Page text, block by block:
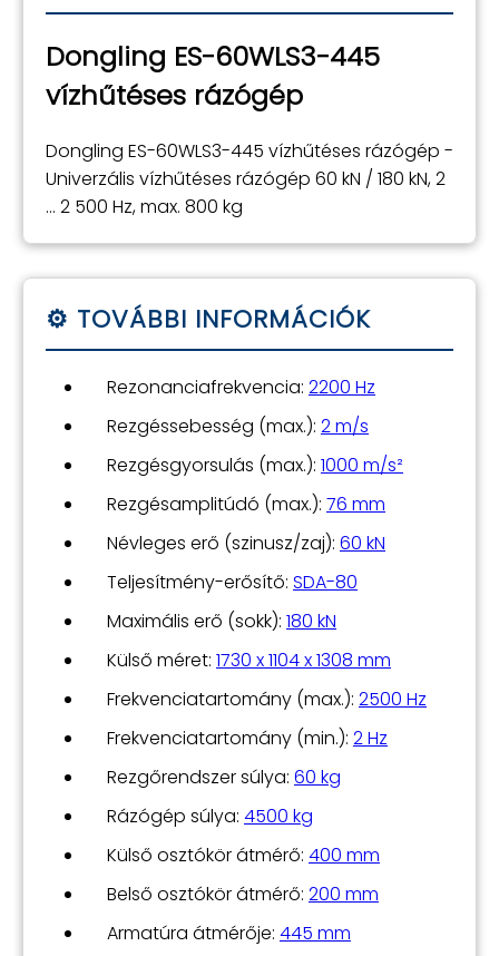
Dongling ES-60WLS3-445
vízhűtéses rázógép
Dongling ES-60WLS3-445 vízhűtéses rázógép -
Univerzális vízhűtéses rázógép 60 kN / 180 kN, 2
... 2 500 Hz, max. 800 kg
Rezonanciafrekvencia: 2200 Hz
Rezgéssebesség (max.): 2 m/s
Rezgésgyorsulás (max.): 1000 m/s²
Rezgésamplitúdó (max.): 76 mm
Névleges erő (szinusz/zaj): 60 kN
Teljesítmény-erősítő: SDA-80
Maximális erő (sokk): 180 kN
Külső méret: 1730 x 1104 x 1308 mm
Frekvenciatartomány (max.): 2500 Hz
Frekvenciatartomány (min.): 2 Hz
Rezgőrendszer súlya: 60 kg
Rázógép súlya: 4500 kg
Külső osztókör átmérő: 400 mm
Belső osztókör átmérő: 200 mm
Armatúra átmérője: 445 mm